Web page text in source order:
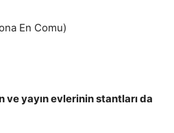
En Comu)
yayın evlerinin stantları da